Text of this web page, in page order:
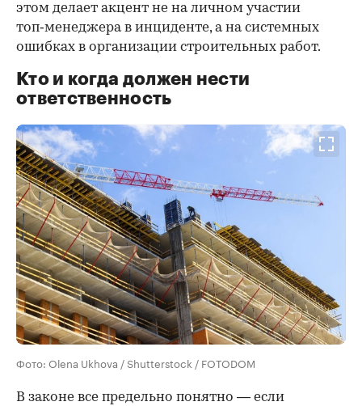
этом делает акцент не на личном участии
топ‑менеджера в инциденте, а на системных
ошибках в организации строительных работ.
Кто и когда должен нести
ответственность
Фото: Olena Ukhova / Shutterstock / FOTODOM
В законе все предельно понятно — если